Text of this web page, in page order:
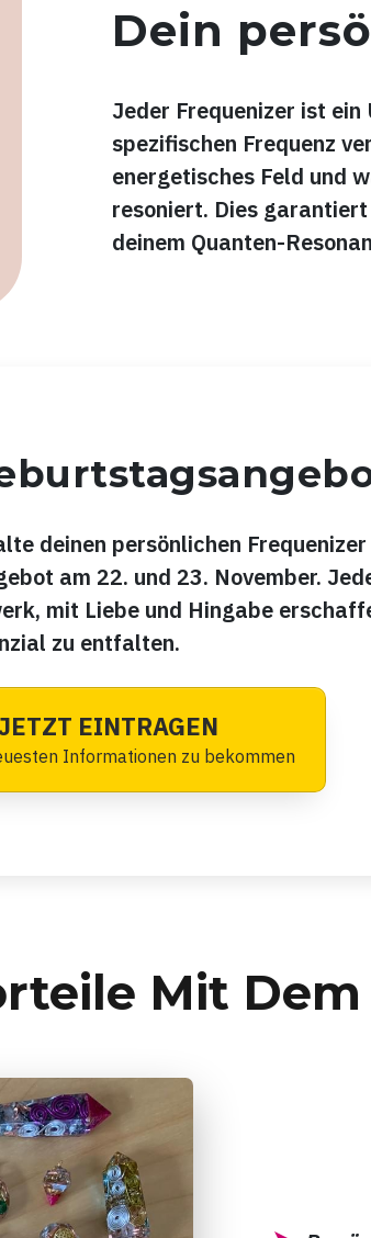
Dein
Jeder Frequenizer ist
spezifischen Frequenz
energetisches Feld und
resoniert. Dies
deinem Quanten-
deinen persönlichen Frequenizer
am 22. und 23. November.
mit Liebe und Hingabe
zu entfalten.
EINTRAGEN
Informationen zu bekommen
Mit